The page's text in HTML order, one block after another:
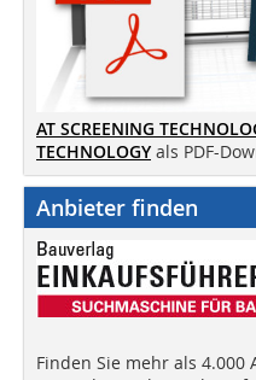
AT SCREENING
TECHNOLOGY als PDF-
Anbieter finden
Finden Sie mehr als 4.000